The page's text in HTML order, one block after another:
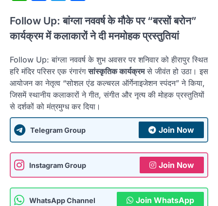
Follow Up: बांग्ला नववर्ष के मौके पर “बरसों बरोन”
कार्यक्रम में कलाकारों ने दी मनमोहक प्रस्तुतियां
Follow Up: बांग्ला नववर्ष के शुभ अवसर पर शनिवार को हीरापुर स्थित
हरि मंदिर परिसर एक रंगारंगसांस्कृतिक कार्यक्रमसे जीवंत हो उठा। इस
आयोजन का नेतृत्व “सोशल एंड कल्चरल ऑर्गेनाइजेशन स्पंदन” ने किया,
जिसमें स्थानीय कलाकारों ने गीत, संगीत और नृत्य की मोहक प्रस्तुतियों
से दर्शकों को मंत्रमुग्ध कर दिया।
Telegram Group Join Now
Instagram Group Join Now
WhatsApp Channel Join WhatsApp